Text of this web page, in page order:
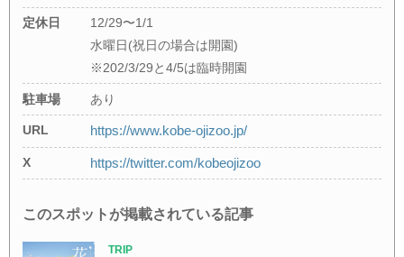
定休日
12/29〜1/1
水曜日(祝日の場合は開園)
※202/3/29と4/5は臨時開園
駐車場 あり
URL https://www.kobe-ojizoo.jp/
X https://twitter.com/kobeojizoo
このスポットが掲載されている記事
TRIP